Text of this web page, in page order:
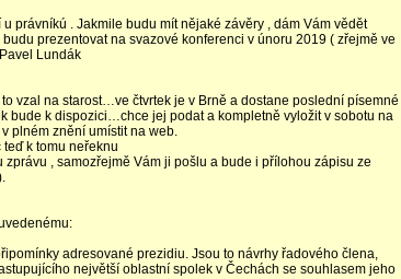
právníkú . Jakmile budu mít nějaké závěry , dám Vám vědět
prezentovat na svazové konferenci v únoru 2019 ( zřejmě ve
Lundák
vzal na starost…ve čtvrtek je v Brně a dostane poslední písemné
bude k dispozici…chce jej podat a kompletně vyložit v sobotu na
plném znění umístit na web.
teď k tomu neřeknu
zprávu , samozřejmě Vám ji pošlu a bude i přílohou zápisu ze
adresované prezidiu. Jsou to návrhy řadového člena,
největší oblastní spolek v Čechách se souhlasem jeho